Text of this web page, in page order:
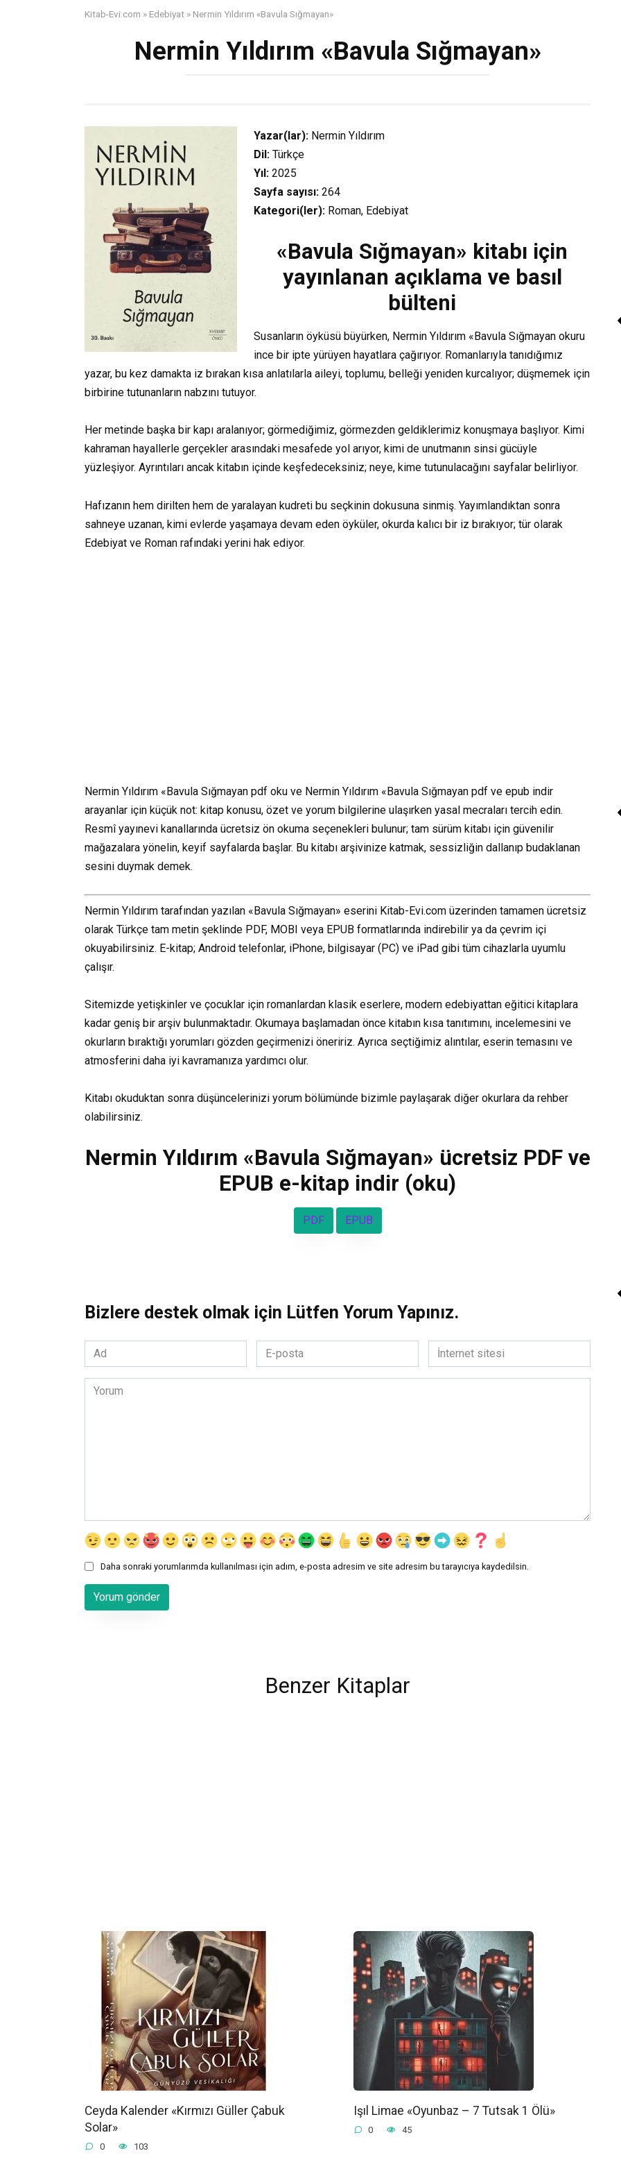
Kitab-Evi.com » Edebiyat » Nermin Yıldırım «Bavula Sığmayan»
Nermin Yıldırım «Bavula Sığmayan»
Yazar(lar): Nermin Yıldırım
Dil: Türkçe
Yıl: 2025
Sayfa sayısı: 264
Kategori(ler): Roman, Edebiyat
«Bavula Sığmayan» kitabı için
yayınlanan açıklama ve basıl
bülteni
Susanların öyküsü büyürken, Nermin Yıldırım «Bavula Sığmayan okuru
ince bir ipte yürüyen hayatlara çağırıyor. Romanlarıyla tanıdığımız
yazar, bu kez damakta iz bırakan kısa anlatılarla aileyi, toplumu, belleği yeniden kurcalıyor; düşmemek için
birbirine tutunanların nabzını tutuyor.
Her metinde başka bir kapı aralanıyor; görmediğimiz, görmezden geldiklerimiz konuşmaya başlıyor. Kimi
kahraman hayallerle gerçekler arasındaki mesafede yol arıyor, kimi de unutmanın sinsi gücüyle
yüzleşiyor. Ayrıntıları ancak kitabın içinde keşfedeceksiniz; neye, kime tutunulacağını sayfalar belirliyor.
Hafızanın hem dirilten hem de yaralayan kudreti bu seçkinin dokusuna sinmiş. Yayımlandıktan sonra
sahneye uzanan, kimi evlerde yaşamaya devam eden öyküler, okurda kalıcı bir iz bırakıyor; tür olarak
Edebiyat ve Roman rafındaki yerini hak ediyor.
Nermin Yıldırım «Bavula Sığmayan pdf oku ve Nermin Yıldırım «Bavula Sığmayan pdf ve epub indir
arayanlar için küçük not: kitap konusu, özet ve yorum bilgilerine ulaşırken yasal mecraları tercih edin.
Resmî yayınevi kanallarında ücretsiz ön okuma seçenekleri bulunur; tam sürüm kitabı için güvenilir
mağazalara yönelin, keyif sayfalarda başlar. Bu kitabı arşivinize katmak, sessizliğin dallanıp budaklanan
sesini duymak demek.
Nermin Yıldırım tarafından yazılan «Bavula Sığmayan» eserini Kitab-Evi.com üzerinden tamamen ücretsiz
olarak Türkçe tam metin şeklinde PDF, MOBI veya EPUB formatlarında indirebilir ya da çevrim içi
okuyabilirsiniz. E-kitap; Android telefonlar, iPhone, bilgisayar (PC) ve iPad gibi tüm cihazlarla uyumlu
çalışır.
Sitemizde yetişkinler ve çocuklar için romanlardan klasik eserlere, modern edebiyattan eğitici kitaplara
kadar geniş bir arşiv bulunmaktadır. Okumaya başlamadan önce kitabın kısa tanıtımını, incelemesini ve
okurların bıraktığı yorumları gözden geçirmenizi öneririz. Ayrıca seçtiğimiz alıntılar, eserin temasını ve
atmosferini daha iyi kavramanıza yardımcı olur.
Kitabı okuduktan sonra düşüncelerinizi yorum bölümünde bizimle paylaşarak diğer okurlara da rehber
olabilirsiniz.
Nermin Yıldırım «Bavula Sığmayan» ücretsiz PDF ve
EPUB e-kitap indir (oku)
PDF EPUB
Bizlere destek olmak için Lütfen Yorum Yapınız.
Ad
*
E-
posta
*
İnternet
sitesi
Yorum
Daha sonraki yorumlarımda kullanılması için adım, e-posta adresim ve site adresim bu tarayıcıya kaydedilsin.
Benzer Kitaplar
Ceyda Kalender «Kırmızı Güller Çabuk
Solar»
0 103
Işıl Limae «Oyunbaz – 7 Tutsak 1 Ölü»
0 45
Kolektif «Sistem
Network Mühendisliği»
Kitap Oku